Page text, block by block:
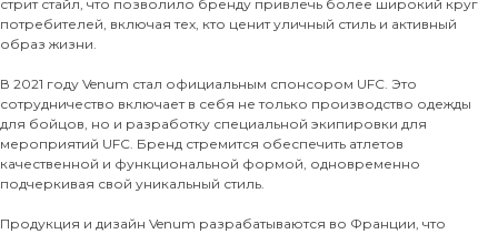
стрит стайл, что позволило бренду привлечь более широкий круг
потребителей, включая тех, кто ценит уличный стиль и активный
образ жизни.
В 2021 году Venum стал официальным спонсором UFC. Это
сотрудничество включает в себя не только производство одежды
для бойцов, но и разработку специальной экипировки для
мероприятий UFC. Бренд стремится обеспечить атлетов
качественной и функциональной формой, одновременно
подчеркивая свой уникальный стиль.
Продукция и дизайн Venum разрабатываются во Франции, что